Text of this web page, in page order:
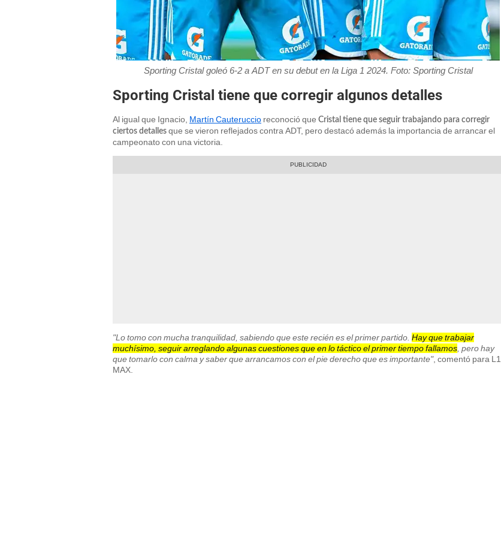
Sporting Cristal goleó 6-2 a ADT en su debut en la Liga 1 2024. Foto: Sporting Cristal
Sporting Cristal tiene que corregir algunos detalles
Al igual que Ignacio, Martín Cauteruccio reconoció que Cristal tiene que seguir trabajando para corregir
ciertos detalles que se vieron reflejados contra ADT, pero destacó además la importancia de arrancar el
campeonato con una victoria.
"Lo tomo con mucha tranquilidad, sabiendo que este recién es el primer partido. Hay que trabajar
muchísimo, seguir arreglando algunas cuestiones que en lo táctico el primer tiempo fallamos, pero hay
que tomarlo con calma y saber que arrancamos con el pie derecho que es importante", comentó para L1
MAX.